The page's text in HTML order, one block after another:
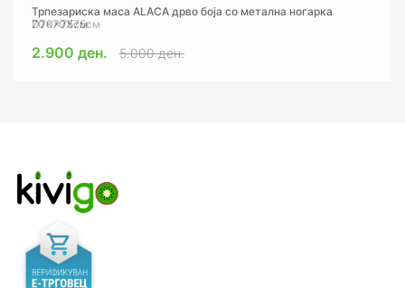
Трпезариска маса ALACA дрво боја со метална ногарка
D70x75cм
2.900 ден. 5.000 ден.
Трпезариска маса ALACA дрво боја со метална ногарка
70x70Х75cм
2.900 ден. 5.000 ден.